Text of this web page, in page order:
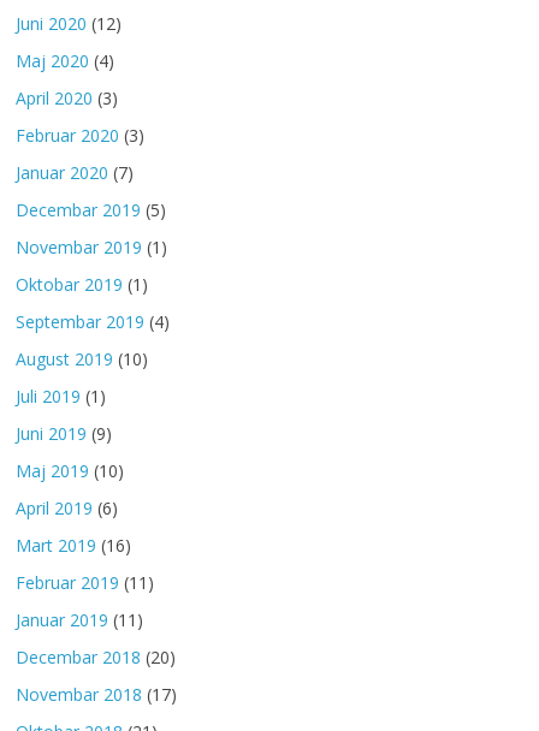
Juni 2020 (12)
Maj 2020 (4)
April 2020 (3)
Februar 2020 (3)
Januar 2020 (7)
Decembar 2019 (5)
Novembar 2019 (1)
Oktobar 2019 (1)
Septembar 2019 (4)
August 2019 (10)
Juli 2019 (1)
Juni 2019 (9)
Maj 2019 (10)
April 2019 (6)
Mart 2019 (16)
Februar 2019 (11)
Januar 2019 (11)
Decembar 2018 (20)
Novembar 2018 (17)